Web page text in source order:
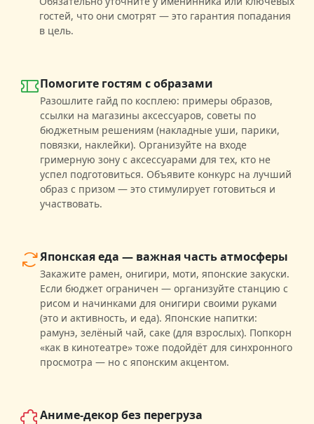
гостей, что они смотрят — это гарантия попадания
в цель.
Помогите гостям с образами
Разошлите гайд по косплею: примеры образов,
ссылки на магазины аксессуаров, советы по
бюджетным решениям (накладные уши, парики,
повязки, наклейки). Организуйте на входе
гримерную зону с аксессуарами для тех, кто не
успел подготовиться. Объявите конкурс на лучший
образ с призом — это стимулирует готовиться и
участвовать.
Японская еда — важная часть атмосферы
Закажите рамен, онигири, моти, японские закуски.
Если бюджет ограничен — организуйте станцию с
рисом и начинками для онигири своими руками
(это и активность, и еда). Японские напитки:
рамунэ, зелёный чай, саке (для взрослых). Попкорн
«как в кинотеатре» тоже подойдёт для синхронного
просмотра — но с японским акцентом.
Аниме-декор без перегруза